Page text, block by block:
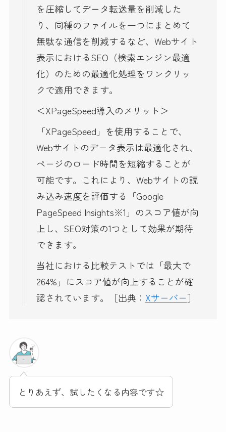
を圧縮してデータ転送量を削減した
り、同種のファイルを一つにまとめて
無駄な通信を削減するなど、Webサイト
表示におけるSEO（検索エンジン最適
化）のための最適化処理をワンクリッ
クで適用できます。
＜XPageSpeed導入のメリット＞
「XPageSpeed」を使用することで、
Webサイトのデータ表示は最適化され、
ページのロード時間を短縮することが
可能です。これにより、Webサイトの読
み込み速度を評価する「Google
PageSpeed Insights※1」のスコア値が向
上し、SEO対策の1つとして効果が期待
できます。
当社における比較テストでは「最大で
264%」にスコア値が向上することが確
認されています。［出典： Xサーバー］
とりあえず、試したくなる内容です☆